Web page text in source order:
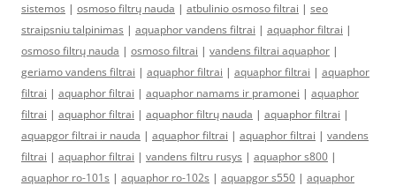
sistemos | osmoso filtrų nauda | atbulinio osmoso filtrai | seo
straipsniu talpinimas | aquaphor vandens filtrai | aquaphor filtrai |
osmoso filtrų nauda | osmoso filtrai | vandens filtrai aquaphor |
geriamo vandens filtrai | aquaphor filtrai | aquaphor filtrai | aquaphor
filtrai | aquaphor filtrai | aquaphor namams ir pramonei | aquaphor
filtrai | aquaphor filtrai | aquaphor filtrų nauda | aquaphor filtrai |
aquapgor filtrai ir nauda | aquaphor filtrai | aquaphor filtrai | vandens
filtrai | aquaphor filtrai | vandens filtru rusys | aquaphor s800 |
aquaphor ro-101s | aquaphor ro-102s | aquapgor s550 | aquaphor